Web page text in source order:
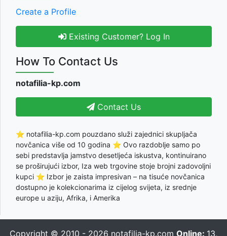
Create a Profile
Existing Customer? Log In
How To Contact Us
notafilia-kp.com
Contact Us
⭐ notafilia-kp.com pouzdano služi zajednici skupljača
novčanica više od 10 godina ⭐ Ovo razdoblje samo po
sebi predstavlja jamstvo desetljeća iskustva, kontinuirano
se proširujući izbor, Iza web trgovine stoje brojni zadovoljni
kupci ⭐ Izbor je zaista impresivan – na tisuće novčanica
dostupno je kolekcionarima iz cijelog svijeta, iz srednje
europe u aziju, Afrika, i Amerika
Copyright © 2010 - 2026 notafilia-kp.com Online: 13,